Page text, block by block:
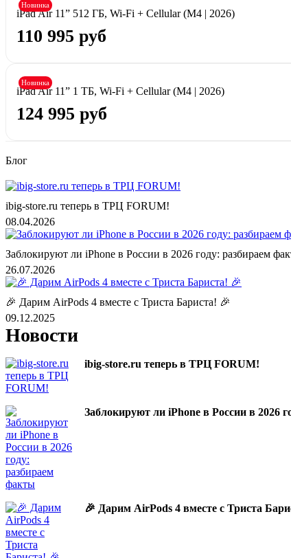
Новинка
iPad Air 11” 512 ГБ, Wi-Fi + Cellular (M4 | 2026)
110 995 руб
Новинка
iPad Air 11” 1 ТБ, Wi-Fi + Cellular (M4 | 2026)
124 995 руб
Блог
ibig-store.ru теперь в ТРЦ FORUM!
08.04.2026
Заблокируют ли iPhone в России в 2026 году: разбираем
26.07.2026
🎉 Дарим AirPods 4 вместе с Триста Бариста! 🎉
09.12.2025
Новости
ibig-store.ru теперь в ТРЦ FORUM!
Заблокируют ли iPhone в России в 2026
🎉 Дарим AirPods 4 вместе с Триста